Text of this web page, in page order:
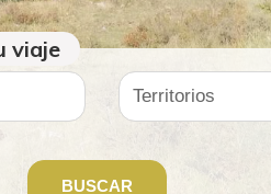
viaje